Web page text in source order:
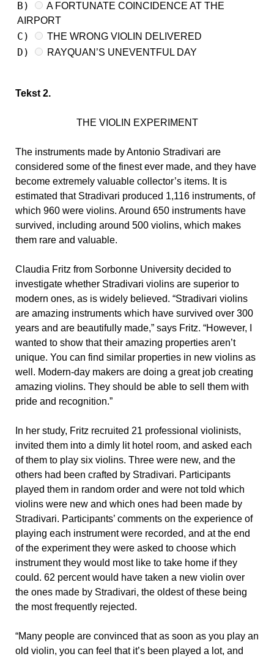
B)
A FORTUNATE COINCIDENCE AT THE
AIRPORT
C) THE WRONG VIOLIN DELIVERED
D) RAYQUAN’S UNEVENTFUL DAY
Tekst 2.
THE VIOLIN EXPERIMENT
The instruments made by Antonio Stradivari are
considered some of the finest ever made, and they have
become extremely valuable collector’s items. It is
estimated that Stradivari produced 1,116 instruments, of
which 960 were violins. Around 650 instruments have
survived, including around 500 violins, which makes
them rare and valuable.
Claudia Fritz from Sorbonne University decided to
investigate whether Stradivari violins are superior to
modern ones, as is widely believed. “Stradivari violins
are amazing instruments which have survived over 300
years and are beautifully made,” says Fritz. “However, I
wanted to show that their amazing properties aren’t
unique. You can find similar properties in new violins as
well. Modern-day makers are doing a great job creating
amazing violins. They should be able to sell them with
pride and recognition.”
In her study, Fritz recruited 21 professional violinists,
invited them into a dimly lit hotel room, and asked each
of them to play six violins. Three were new, and the
others had been crafted by Stradivari. Participants
played them in random order and were not told which
violins were new and which ones had been made by
Stradivari. Participants’ comments on the experience of
playing each instrument were recorded, and at the end
of the experiment they were asked to choose which
instrument they would most like to take home if they
could. 62 percent would have taken a new violin over
the ones made by Stradivari, the oldest of these being
the most frequently rejected.
“Many people are convinced that as soon as you play an
old violin, you can feel that it’s been played a lot, and